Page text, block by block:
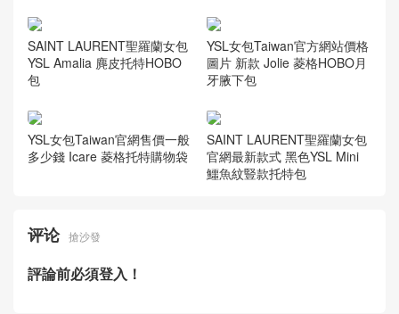
SAINT LAURENT聖羅蘭女包
YSL Amalia 麂皮托特HOBO
包
YSL女包Taiwan官方網站價格
圖片 新款 Jolie 菱格HOBO月
牙腋下包
YSL女包Taiwan官網售價一般
多少錢 Icare 菱格托特購物袋
SAINT LAURENT聖羅蘭女包
官網最新款式 黑色YSL Mini
鱷魚紋豎款托特包
评论 搶沙發
評論前必須登入！